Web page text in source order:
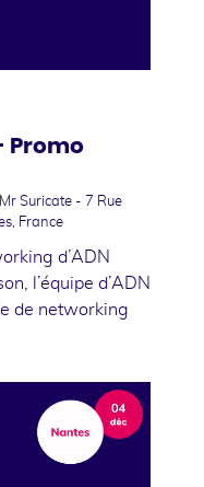
Promo
Suricate - 7 Rue
France
d’ADN
l’équipe d’ADN
de networking